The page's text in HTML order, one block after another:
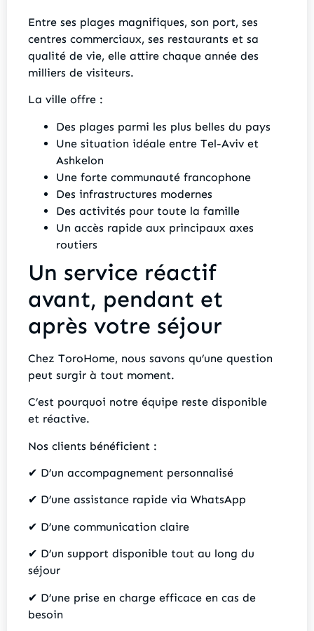
Entre ses plages magnifiques, son port, ses
centres commerciaux, ses restaurants et sa
qualité de vie, elle attire chaque année des
milliers de visiteurs.
La ville offre :
Des plages parmi les plus belles du pays
Une situation idéale entre Tel-Aviv et
Ashkelon
Une forte communauté francophone
Des infrastructures modernes
Des activités pour toute la famille
Un accès rapide aux principaux axes
routiers
Un service réactif
avant, pendant et
après votre séjour
Chez ToroHome, nous savons qu’une question
peut surgir à tout moment.
C’est pourquoi notre équipe reste disponible
et réactive.
Nos clients bénéficient :
✔ D’un accompagnement personnalisé
✔ D’une assistance rapide via WhatsApp
✔ D’une communication claire
✔ D’un support disponible tout au long du
séjour
✔ D’une prise en charge efficace en cas de
besoin